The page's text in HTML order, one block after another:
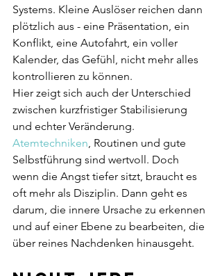
Systems. Kleine Auslöser reichen dann
plötzlich aus - eine Präsentation, ein
Konflikt, eine Autofahrt, ein voller
Kalender, das Gefühl, nicht mehr alles
kontrollieren zu können.
Hier zeigt sich auch der Unterschied
zwischen kurzfristiger Stabilisierung
und echter Veränderung.
Atemtechniken, Routinen und gute
Selbstführung sind wertvoll. Doch
wenn die Angst tiefer sitzt, braucht es
oft mehr als Disziplin. Dann geht es
darum, die innere Ursache zu erkennen
und auf einer Ebene zu bearbeiten, die
über reines Nachdenken hinausgeht.